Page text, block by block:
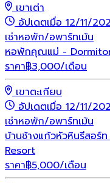
เขาเต่า
อัปเดตเมื่อ 12/11/
เช่าหอพัก/อพาร์ทเม้น
หอพักคุณแม่ -
ราคา฿3,000/เดือน
เขาตะเกียบ
อัปเดตเมื่อ 12/11/
เช่าหอพัก/อพาร์ทเม้น
บ้านช้างแก้วหัวหินรีสอ
Resort
ราคา฿5,000/เดือน